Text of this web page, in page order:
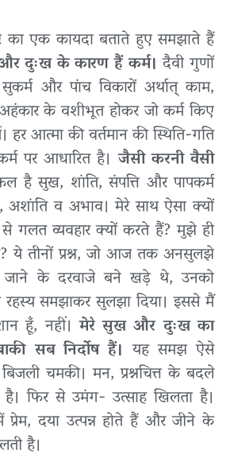
का एक कायदा बताते हुए समझाते हैं
दुःख के कारण हैं कर्म। दैवी गुणों
और पांच विकारों अर्थात् काम,
के वशीभूत होकर जो कर्म किए
हर आत्मा की वर्तमान की स्थिति-गति
पर आधारित है।जैसी करनी वैसी
है सुख, शांति, संपत्ति और पापकर्म
अशांति व अभाव। मेरे साथ ऐसा क्यों
गलत व्यवहार क्यों करते हैं? मुझे ही
ये तीनों प्रश्न, जो आज तक अनसुलझे
के दरवाजे बने खड़े थे, उनको
रहस्य समझाकर सुलझा दिया। इससे मैं
हूँ, नहीं।मेरे सुख और दुःख का
सब निर्दोष हैं। यह समझ ऐसे
चमकी। मन, प्रश्नचित्त के बदले
है। फिर से उमंग- उत्साह खिलता है।
दया उत्पन्न होते हैं और जीने के
है।